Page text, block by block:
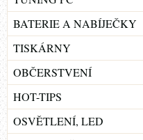
BATERIE A NABÍJEČKY
TISKÁRNY
OBČERSTVENÍ
HOT-TIPS
OSVĚTLENÍ, LED